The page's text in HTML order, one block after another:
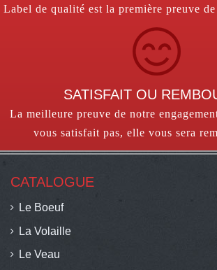
Label de qualité est la première preuve
SATISFAIT OU
La meilleure preuve de notre
vous satisfait pas, elle vous sera
CATALOGUE
Le Boeuf
La Volaille
Le Veau